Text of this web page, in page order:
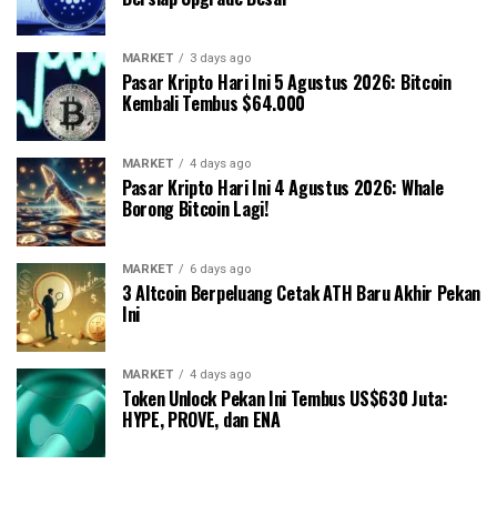
MARKET 3 days ago
Pasar Kripto Hari Ini 5 Agustus 2026: Bitcoin
Kembali Tembus $64.000
MARKET 4 days ago
Pasar Kripto Hari Ini 4 Agustus 2026: Whale
Borong Bitcoin Lagi!
MARKET 6 days ago
3 Altcoin Berpeluang Cetak ATH Baru Akhir Pekan
Ini
MARKET 4 days ago
Token Unlock Pekan Ini Tembus US$630 Juta:
HYPE, PROVE, dan ENA